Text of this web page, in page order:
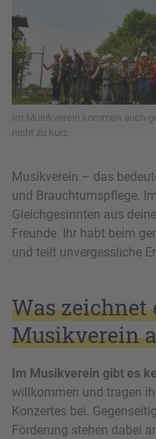
Im Musikverein kommen auch
nicht zu kurz.
Musikverein – das
und Brauchtumspflege.
Gleichgesinnten aus
Freunde. Ihr habt beim
und teilt unvergessliche
Was zeichnet
Musikverein
Im Musikverein gibt es
willkommen und tragen
Konzertes bei.
Förderung stehen dabei